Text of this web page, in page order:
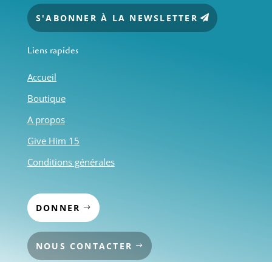
S'ABONNER À LA NEWSLETTER
Liens rapides
Accueil
Boutique
A propos
Give Him 15
Conditions générales
DONNER
NOUS CONTACTER